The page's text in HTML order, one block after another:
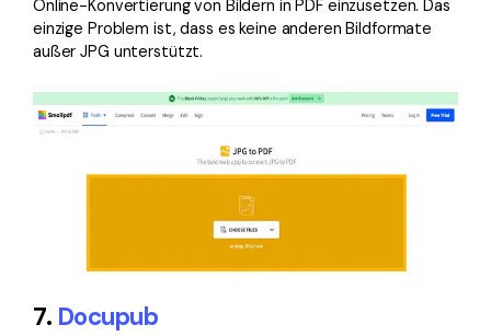
Online-Konvertierung von Bildern in PDF einzusetzen. Das
einzige Problem ist, dass es keine anderen Bildformate
außer JPG unterstützt.
7. Docupub